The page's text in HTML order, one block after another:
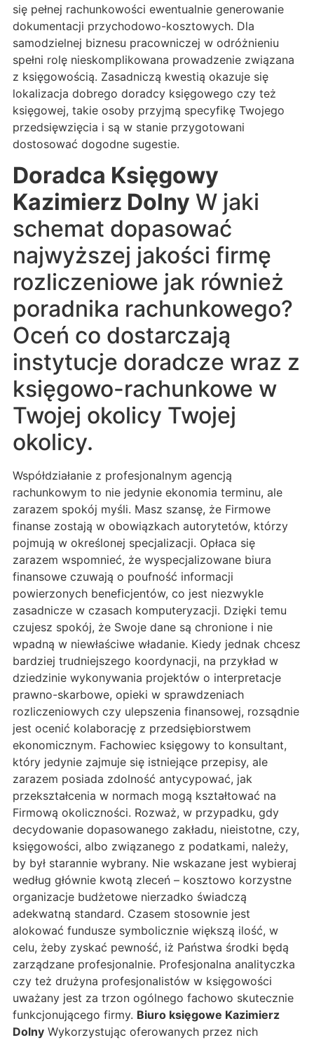
się pełnej rachunkowości ewentualnie generowanie
dokumentacji przychodowo-kosztowych. Dla
samodzielnej biznesu pracowniczej w odróżnieniu
spełni rolę nieskomplikowana prowadzenie związana
z księgowością. Zasadniczą kwestią okazuje się
lokalizacja dobrego doradcy księgowego czy też
księgowej, takie osoby przyjmą specyfikę Twojego
przedsięwzięcia i są w stanie przygotowani
dostosować dogodne sugestie.
Doradca Księgowy
Kazimierz Dolny W jaki
schemat dopasować
najwyższej jakości firmę
rozliczeniowe jak również
poradnika rachunkowego?
Oceń co dostarczają
instytucje doradcze wraz z
księgowo-rachunkowe w
Twojej okolicy Twojej
okolicy.
Współdziałanie z profesjonalnym agencją
rachunkowym to nie jedynie ekonomia terminu, ale
zarazem spokój myśli. Masz szansę, że Firmowe
finanse zostają w obowiązkach autorytetów, którzy
pojmują w określonej specjalizacji. Opłaca się
zarazem wspomnieć, że wyspecjalizowane biura
finansowe czuwają o poufność informacji
powierzonych beneficjentów, co jest niezwykle
zasadnicze w czasach komputeryzacji. Dzięki temu
czujesz spokój, że Swoje dane są chronione i nie
wpadną w niewłaściwe władanie. Kiedy jednak chcesz
bardziej trudniejszego koordynacji, na przykład w
dziedzinie wykonywania projektów o interpretacje
prawno-skarbowe, opieki w sprawdzeniach
rozliczeniowych czy ulepszenia finansowej, rozsądnie
jest ocenić kolaborację z przedsiębiorstwem
ekonomicznym. Fachowiec księgowy to konsultant,
który jedynie zajmuje się istniejące przepisy, ale
zarazem posiada zdolność antycypować, jak
przekształcenia w normach mogą kształtować na
Firmową okoliczności. Rozważ, w przypadku, gdy
decydowanie dopasowanego zakładu, nieistotne, czy,
księgowości, albo związanego z podatkami, należy,
by był starannie wybrany. Nie wskazane jest wybieraj
według głównie kwotą zleceń – kosztowo korzystne
organizacje budżetowe nierzadko świadczą
adekwatną standard. Czasem stosownie jest
alokować fundusze symbolicznie większą ilość, w
celu, żeby zyskać pewność, iż Państwa środki będą
zarządzane profesjonalnie. Profesjonalna analityczka
czy też drużyna profesjonalistów w księgowości
uważany jest za trzon ogólnego fachowo skutecznie
funkcjonującego firmy. Biuro księgowe Kazimierz
Dolny Wykorzystując oferowanych przez nich